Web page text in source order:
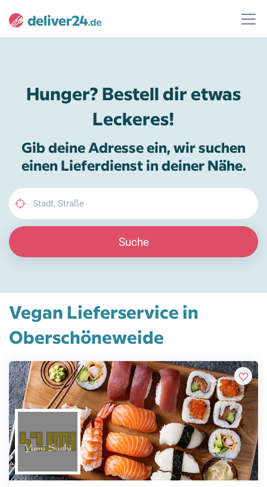
Hunger? Bestell dir etwas
Leckeres!
Gib deine Adresse ein, wir suchen
einen Lieferdienst in deiner Nähe.
Suche
Vegan Lieferservice in
Oberschöneweide